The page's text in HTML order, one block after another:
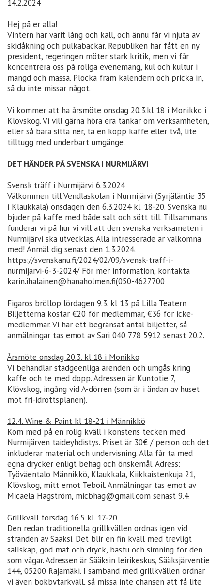
14.2.2024
Hej på er alla!
Vintern har varit lång och kall, och ännu får vi njuta av
skidåkning och pulkabackar. Republiken har fått en ny
president, regeringen möter stark kritik, men vi får
koncentrera oss på roliga evenemang, kul och kultur i
mängd och massa. Plocka fram kalendern och pricka in,
så du inte missar något.
Vi kommer att ha årsmöte onsdag 20.3.kl 18 i Monikko i
Klövskog. Vi vill gärna höra era tankar om verksamheten,
eller så bara sitta ner, ta en kopp kaffe eller två, lite
tilltugg med underbart umgänge.
DET HÄNDER PÅ SVENSKA I NURMIJÄRVI
Svensk träff i Nurmijärvi 6.3.2024
Välkommen till Vendlaskolan i Nurmijärvi (Syrjäläntie 35
i Klaukkala) onsdagen den 6.3.2024 kl. 18-20. Svenska nu
bjuder på kaffe med både salt och sött till. Tillsammans
funderar vi på hur vi vill att den svenska verksameten i
Nurmijärvi ska utvecklas. Alla intresserade är välkomna
med! Anmäl dig senast den 1.3.2024.
https://svenskanu.fi/2024/02/09/svensk-traff-i-
nurmijarvi-6-3-2024/ För mer information, kontakta
karin.ihalainen@hanaholmen.fi(050-4627700
Figaros bröllop lördagen 9.3. kl 13 på Lilla Teatern
Biljetterna kostar €20 för medlemmar, €36 för icke-
medlemmar. Vi har ett begränsat antal biljetter, så
anmälningar tas emot av Sari 040 778 5912 senast 20.2.
Årsmöte onsdag 20.3. kl 18 i Monikko
Vi behandlar stadgeenliga ärenden och umgås kring
kaffe och te med dopp. Adressen är Kuntotie 7,
Klövskog, ingång vid A-dörren (som är i ändan av huset
mot fri-idrottsplanen).
12.4. Wine & Paint kl 18-21 i Männikkö
Kom med på en rolig kväll i konstens tecken med
Nurmijärven taideyhdistys. Priset är 30€ / person och det
inkluderar material och undervisning. Alla får ta med
egna drycker enligt behag och önskemål. Adress:
Työväentalo Männikkö, Klaukkala, Kiikkaistenkuja 21,
Klövskog, mitt emot Teboil. Anmälningar tas emot av
Micaela Hagström, micbhag@gmail.com senast 9.4.
Grillkväll torsdag 16.5 kl. 17-20
Den redan traditionella grillkvällen ordnas igen vid
stranden av Sääksi. Det blir en fin kväll med trevligt
sällskap, god mat och dryck, bastu och simning för den
som vågar. Adressen är Sääksin leirikeskus, Sääksjärventie
144, 05200 Rajamäki. I samband med grillkvällen ordnar
vi även bokbytarkväll, så missa inte chansen att få lite